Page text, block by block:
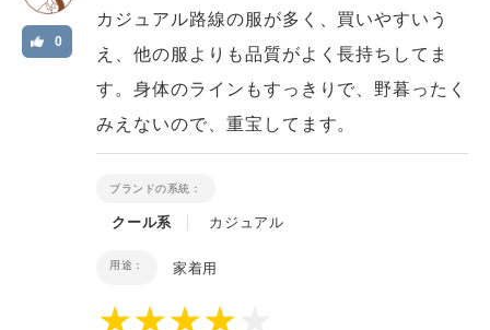
0
カジュアル路線の服が多く、買いやすいう
え、他の服よりも品質がよく長持ちしてま
す。身体のラインもすっきりで、野暮ったく
みえないので、重宝してます。
ブランドの系統：
クール系 カジュアル
用途： 家着用